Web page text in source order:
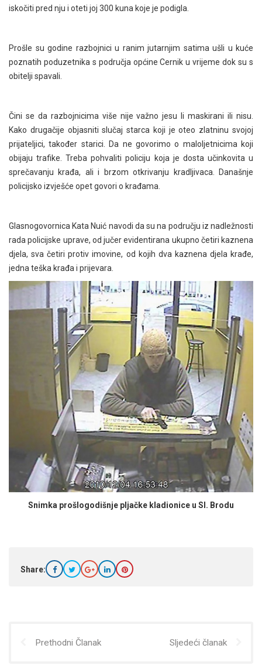
iskočiti pred nju i oteti joj 300 kuna koje je podigla.
Prošle su godine razbojnici u ranim jutarnjim satima ušli u kuće
poznatih poduzetnika s područja općine Cernik u vrijeme dok su s
obitelji spavali.
Čini se da razbojnicima više nije važno jesu li maskirani ili nisu.
Kako drugačije objasniti slučaj starca koji je oteo zlatninu svojoj
prijateljici, također starici. Da ne govorimo o maloljetnicima koji
obijaju trafike. Treba pohvaliti policiju koja je dosta učinkovita u
sprečavanju krađa, ali i brzom otkrivanju kradljivaca. Današnje
policijsko izvješće opet govori o krađama.
Glasnogovornica Kata Nuić navodi da su na području iz nadležnosti
rada policijske uprave, od jučer evidentirana ukupno četiri kaznena
djela, sva četiri protiv imovine, od kojih dva kaznena djela krađe,
jedna teška krađa i prijevara.
Snimka prošlogodišnje pljačke kladionice u Sl. Brodu
Share:
Prethodni Članak Sljedeći članak